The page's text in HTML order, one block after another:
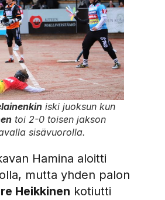
iski juoksun kun
toi 2-0 toisen jakson
sisävuorolla.
Hamina aloitti
mutta yhden palon
Heikkinen kotiutti